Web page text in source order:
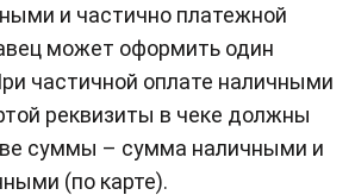
и частично платежной
может оформить один
частичной оплате наличными
реквизиты в чеке должны
суммы – сумма наличными и
(по карте).